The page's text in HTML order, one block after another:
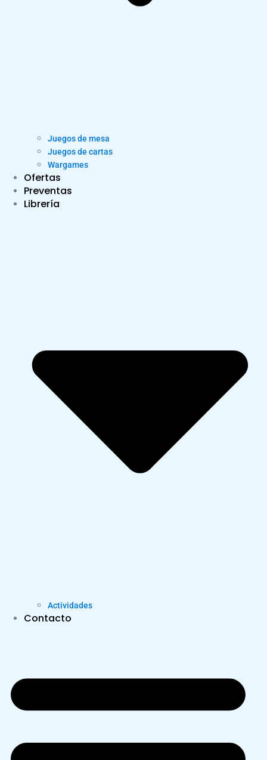
Juegos de mesa
Juegos de cartas
Wargames
Ofertas
Preventas
Librería
Actividades
Contacto